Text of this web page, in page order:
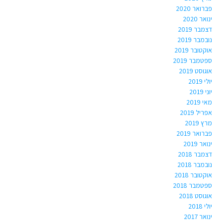
פברואר 2020
ינואר 2020
דצמבר 2019
נובמבר 2019
אוקטובר 2019
ספטמבר 2019
אוגוסט 2019
יולי 2019
יוני 2019
מאי 2019
אפריל 2019
מרץ 2019
פברואר 2019
ינואר 2019
דצמבר 2018
נובמבר 2018
אוקטובר 2018
ספטמבר 2018
אוגוסט 2018
יולי 2018
ינואר 2017